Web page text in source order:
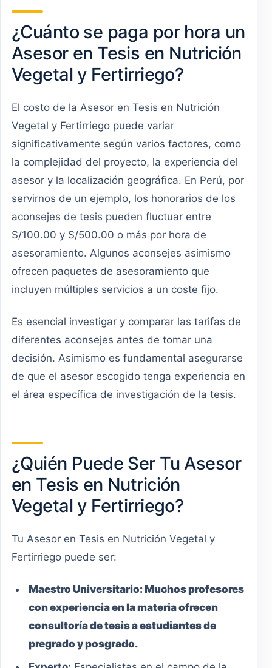
¿Cuánto se paga por hora un
Asesor en Tesis en Nutrición
Vegetal y Fertirriego?
El costo de la Asesor en Tesis en Nutrición
Vegetal y Fertirriego puede variar
significativamente según varios factores, como
la complejidad del proyecto, la experiencia del
asesor y la localización geográfica. En Perú, por
servirnos de un ejemplo, los honorarios de los
aconsejes de tesis pueden fluctuar entre
S/100.00 y S/500.00 o más por hora de
asesoramiento. Algunos aconsejes asimismo
ofrecen paquetes de asesoramiento que
incluyen múltiples servicios a un coste fijo.
Es esencial investigar y comparar las tarifas de
diferentes aconsejes antes de tomar una
decisión. Asimismo es fundamental asegurarse
de que el asesor escogido tenga experiencia en
el área específica de investigación de la tesis.
¿Quién Puede Ser Tu Asesor
en Tesis en Nutrición
Vegetal y Fertirriego?
Tu Asesor en Tesis en Nutrición Vegetal y
Fertirriego puede ser:
MaestroUniversitario:Muchos profesores
con experiencia en la materia ofrecen
consultoría de tesis a estudiantes de
pregrado y posgrado.